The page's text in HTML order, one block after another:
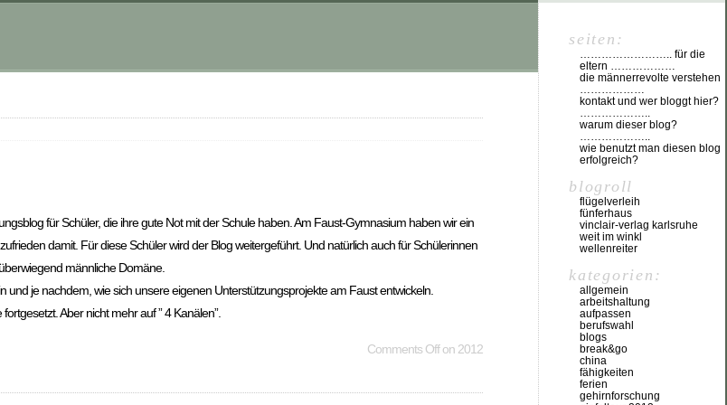
für Schüler, die ihre gute Not mit der Schule haben. Am Faust-Gymnasium haben wir ein
damit. Für diese Schüler wird der Blog weitergeführt. Und natürlich auch für Schülerinnen
männliche Domäne.
je nachdem, wie sich unsere eigenen Unterstützungsprojekte am Faust entwickeln.
Aber nicht mehr auf ” 4 Kanälen”.
Comments Offon 2012
seiten:
…………………….. für die
eltern ………………
die männerrevolte verstehen
………………
kontakt und wer bloggt hier?
………………..
warum dieser blog?
………………..
wie benutzt man diesen blog
erfolgreich?
blogroll
flügelverleih
fünferhaus
vinclair-verlag karlsruhe
weit im winkl
wellenreiter
kategorien:
allgemein
arbeitshaltung
aufpassen
berufswahl
blogs
break&go
china
fähigkeiten
ferien
gehirnforschung